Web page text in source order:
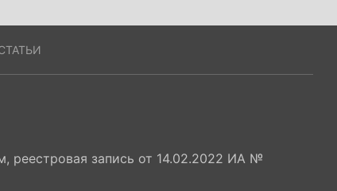
реестровая запись от 14.02.2022 ИА №